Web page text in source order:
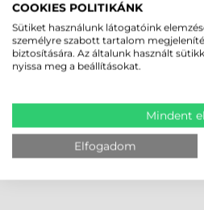
Bevonat
NYOMÁS
Hátsó színnyomás
Címke
COOKIES POLITIKÁNK
Sütiket használunk látogatóink
személyre szabott tartalom
biztosítására. Az általunk használt
nyissa meg a beállításokat.
Mindent
Elfogadom